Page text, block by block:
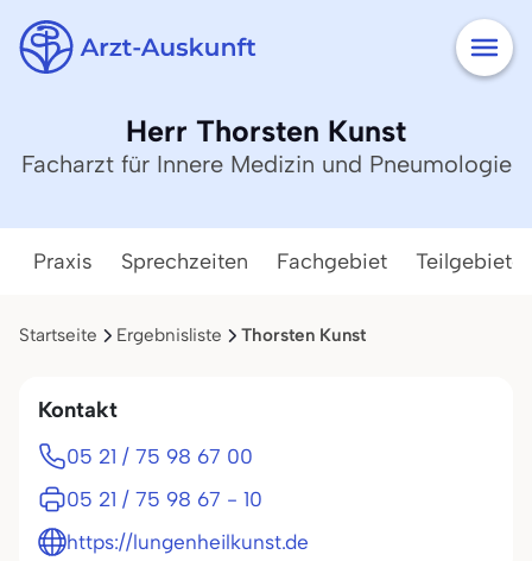
Herr Thorsten Kunst
Facharzt für Innere Medizin und Pneumologie
Praxis Sprechzeiten Fachgebiet Teilgebiete
Startseite Ergebnisliste Thorsten Kunst
Kontakt
05 21 / 75 98 67 00
05 21 / 75 98 67 - 10
https://lungenheilkunst.de